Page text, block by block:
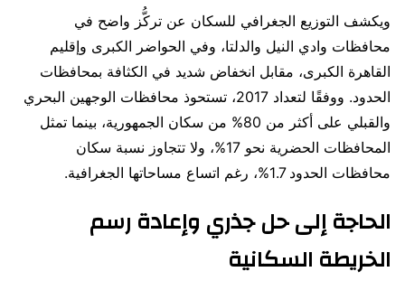
ويكشف التوزيع الجغرافي للسكان عن تركُّز واضح في
محافظات وادي النيل والدلتا، وفي الحواضر الكبرى وإقليم
القاهرة الكبرى، مقابل انخفاض شديد في الكثافة بمحافظات
الحدود. ووفقًا لتعداد 2017، تستحوذ محافظات الوجهين البحري
والقبلي على أكثر من 80% من سكان الجمهورية، بينما تمثل
المحافظات الحضرية نحو 17%، ولا تتجاوز نسبة سكان
محافظات الحدود 1.7%، رغم اتساع مساحاتها الجغرافية.
الحاجة إلى حل جذري وإعادة رسم
الخريطة السكانية